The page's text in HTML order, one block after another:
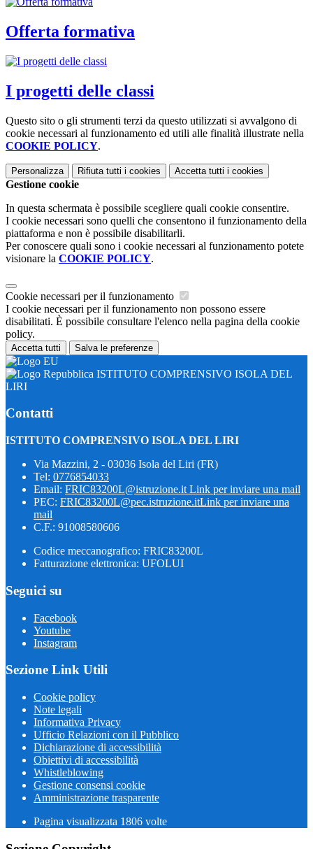
Offerta formativa
I progetti delle classi
Questo sito o gli strumenti terzi da questo utilizzati si avvalgono di
cookie necessari al funzionamento ed utili alle finalità illustrate nella
COOKIE POLICY.
Personalizza Rifiuta tutti i cookies Accetta tutti i cookies
Gestione cookie
In questa schermata è possibile scegliere quali cookie consentire.
I cookie necessari sono quelli che consentono il funzionamento della
piattaforma e non è possibile disabilitarli.
Per conoscere quali sono i cookie necessari al funzionamento potete
visionare la COOKIE POLICY.
Cookie necessari per il funzionamento
I cookie necessari per il funzionamento non possono essere
disabilitati. È possibile consultare l'elenco nella pagina della cookie
policy.
Accetta tutti Salva le preferenze
ISTITUTO COMPRENSIVO ISOLA DEL
LIRI
Contatti
ISTITUTO COMPRENSIVO ISOLA DEL LIRI
Via Mazzini, 2 - 03036 Isola del Liri (FR)
Tel: 0776854033
Email: FRIC83200L@istruzione.it Link per inviare una mail
PEC: FRIC83200L@pec.istruzione.itLink per inviare una
mail
C.F.: 91008580606
Codice meccanografico: FRIC83200L
Fatturazione elettronica: UFOLUI
Seguici su
Facebook
Youtube
Instagram
Sezione Link Utili
Cookie policy
Note legali
Informativa Privacy
Ufficio Relazioni con il Pubblico
Dichiarazione di accessibilità
Obiettivi di accessibilità
Whistleblowing
Gestione consensi cookie
Amministrazione trasparente
Pagina visualizzata 1806 volte